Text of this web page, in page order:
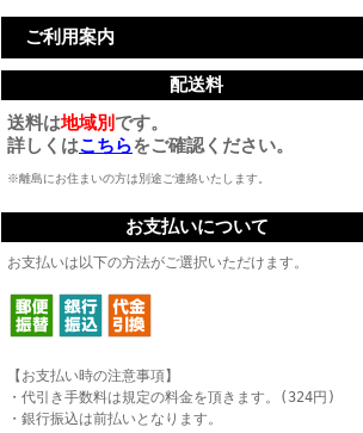
ご利用案内
配送料
送料は地域別 です。
詳しくはこちらをご確認ください。
※離島にお住まいの方は別途ご連絡いたします。
お支払いについて
お支払いは以下の方法がご選択いただけます。
【お支払い時の注意事項】
・代引き手数料は規定の料金を頂きます。(324円)
・銀行振込は前払いとなります。